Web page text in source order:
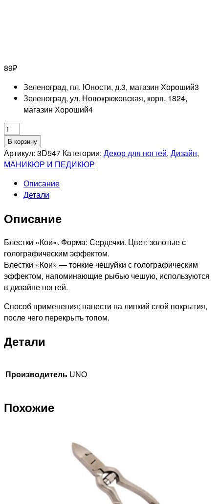
89₽
Зеленоград, пл. Юности, д.3, магазин Хороший3
Зеленоград, ул. Новокрюковская, корп. 1824,
магазин Хороший4
Количество
товара
UNO
3D547
"3D
Сердечки"
В корзину
Артикул: 3D547 Категории: Декор для ногтей, Дизайн,
МАНИКЮР И ПЕДИКЮР
Описание
Детали
Описание
Блестки «Кои». Форма: Сердечки. Цвет: золотые с
голографическим эффектом.
Блестки «Кои» — тонкие чешуйки с голографическим
эффектом, напоминающие рыбью чешую, используются
в дизайне ногтей.
Способ применения: нанести на липкий слой покрытия,
после чего перекрыть топом.
Детали
Производитель UNO
Похожие